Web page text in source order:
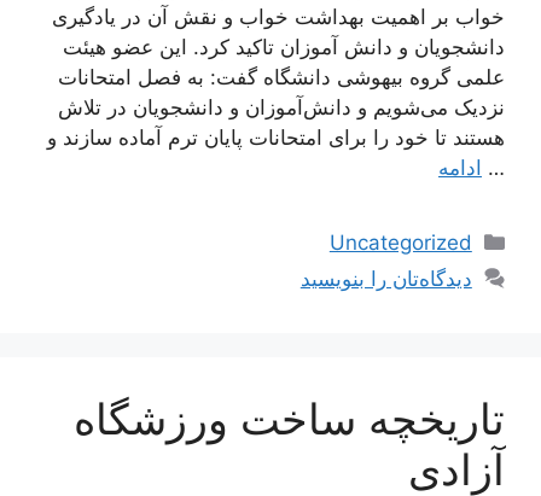
خواب بر اهمیت بهداشت خواب و نقش آن در یادگیری
دانشجویان و دانش آموزان تاکید کرد. این عضو هیئت
علمی گروه بیهوشی دانشگاه گفت: به فصل امتحانات
نزدیک می‌شویم و دانش‌آموزان و دانشجویان در تلاش
هستند تا خود را برای امتحانات پایان ترم آماده سازند و
… ادامه
دسته‌ها
Uncategorized
دیدگاه‌تان را بنویسید
تاریخچه ساخت ورزشگاه
آزادی